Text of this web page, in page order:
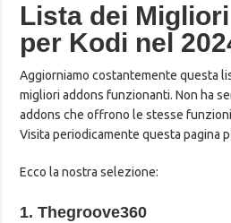
Lista dei
per Kodi nel
Aggiorniamo costantemente questa
migliori addons funzionanti. Non ha
addons che offrono le stesse
Visita periodicamente questa pagina
Ecco la nostra selezione:
1. Thegroove360